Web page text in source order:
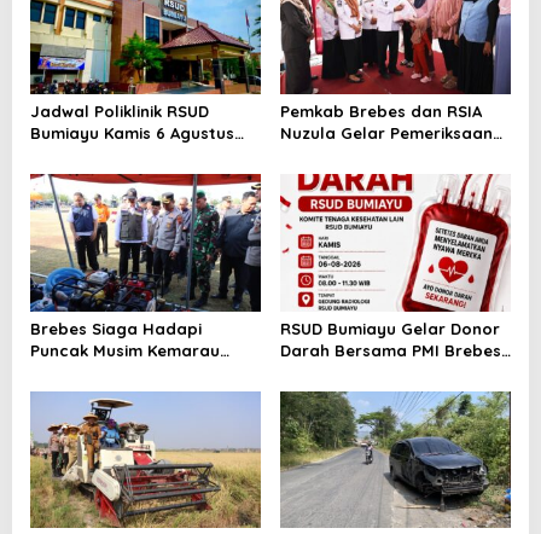
Jadwal Poliklinik RSUD
Bumiayu Kamis 6 Agustus
Dokter Sebelum Berkunjung
Pemkab Brebes dan RSIA
Nuzula Gelar Pemeriksaan
Perkuat Kesehatan Ibu dan
Bayi
Brebes Siaga Hadapi
Puncak Musim Kemarau
Kesiapsiagaan Bencana dan
Karhutla
RSUD Bumiayu Gelar Donor
Darah Bersama PMI Brebes
Indonesia